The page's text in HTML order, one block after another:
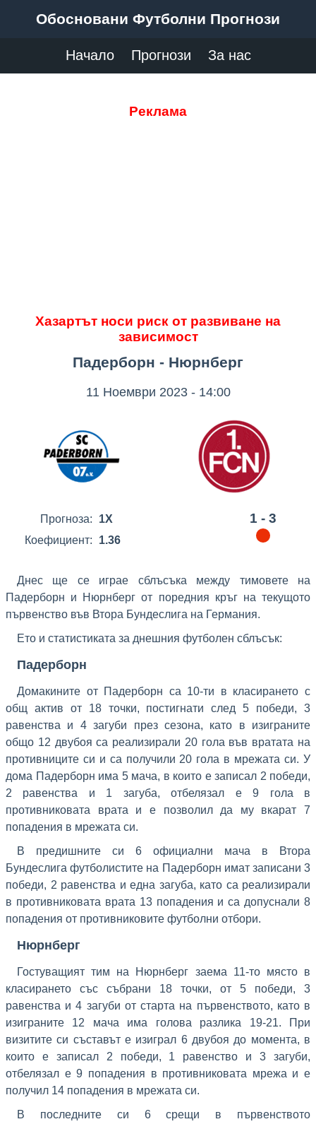
Обосновани Футболни Прогнози
Начало Прогнози За нас
Реклама
Хазартът носи риск от развиване на
зависимост
Падерборн - Нюрнберг
11 Ноември 2023 - 14:00
Прогноза:
1X
Коефициент:
1.36
1 - 3
Днес ще се играе сблъсъка между тимовете на
Падерборн и Нюрнберг от поредния кръг на текущото
първенство във Втора Бундеслига на Германия.
Ето и статистиката за днешния футболен сблъсък:
Падерборн
Домакините от Падерборн са 10-ти в класирането с
общ актив от 18 точки, постигнати след 5 победи, 3
равенства и 4 загуби през сезона, като в изиграните
общо 12 двубоя са реализирали 20 гола във вратата на
противниците си и са получили 20 гола в мрежата си. У
дома Падерборн има 5 мача, в които е записал 2 победи,
2 равенства и 1 загуба, отбелязал е 9 гола в
противниковата врата и е позволил да му вкарат 7
попадения в мрежата си.
В предишните си 6 официални мача в Втора
Бундеслига футболистите на Падерборн имат записани 3
победи, 2 равенства и една загуба, като са реализирали
в противниковата врата 13 попадения и са допуснали 8
попадения от противниковите футболни отбори.
Нюрнберг
Гостуващият тим на Нюрнберг заема 11-то място в
класирането със събрани 18 точки, от 5 победи, 3
равенства и 4 загуби от старта на първенството, като в
изиграните 12 мача има голова разлика 19-21. При
визитите си съставът е изиграл 6 двубоя до момента, в
които е записал 2 победи, 1 равенство и 3 загуби,
отбелязал е 9 попадения в противниковата мрежа и е
получил 14 попадения в мрежата си.
В последните си 6 срещи в първенството